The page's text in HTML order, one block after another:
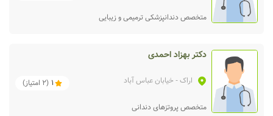
متخصص دندانپزشکی ترمیمی و زیبایی
دکتر بهزاد احمدی
اراک- خیابان عباس آباد 1
(
2 امتیاز)
متخصص پروتزهای دندانی